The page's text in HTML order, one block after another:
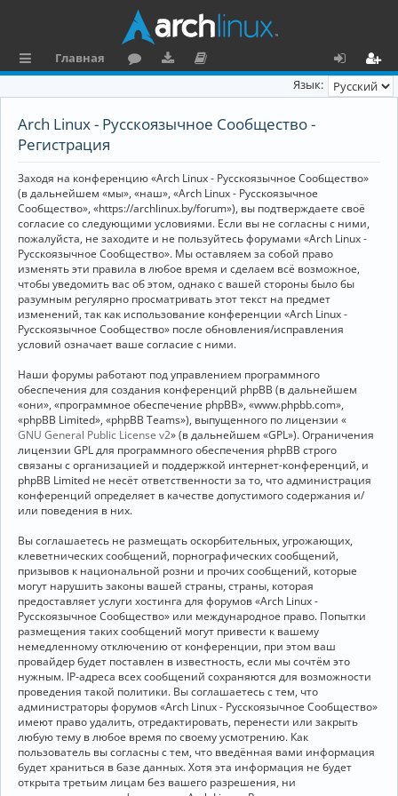
л
и
Главная
н
та
ц
и
я
х
ег
Язык:
Arch Linux - Русскоязычное Сообщество -
Регистрация
Заходя на конференцию «Arch Linux - Русскоязычное Сообщество»
(в дальнейшем «мы», «наш», «Arch Linux - Русскоязычное
Сообщество», «https://archlinux.by/forum»), вы подтверждаете своё
согласие со следующими условиями. Если вы не согласны с ними,
пожалуйста, не заходите и не пользуйтесь форумами «Arch Linux -
Русскоязычное Сообщество». Мы оставляем за собой право
изменять эти правила в любое время и сделаем всё возможное,
чтобы уведомить вас об этом, однако с вашей стороны было бы
разумным регулярно просматривать этот текст на предмет
изменений, так как использование конференции «Arch Linux -
Русскоязычное Сообщество» после обновления/исправления
условий означает ваше согласие с ними.
Наши форумы работают под управлением программного
обеспечения для создания конференций phpBB (в дальнейшем
«они», «программное обеспечение phpBB», «www.phpbb.com»,
«phpBB Limited», «phpBB Teams»), выпущенного по лицензии «
GNU General Public License v2» (в дальнейшем «GPL»). Ограничения
лицензии GPL для программного обеспечения phpBB строго
связаны с организацией и поддержкой интернет-конференций, и
phpBB Limited не несёт ответственности за то, что администрация
конференций определяет в качестве допустимого содержания и/
или поведения в них.
Вы соглашаетесь не размещать оскорбительных, угрожающих,
клеветнических сообщений, порнографических сообщений,
призывов к национальной розни и прочих сообщений, которые
могут нарушить законы вашей страны, страны, которая
предоставляет услуги хостинга для форумов «Arch Linux -
Русскоязычное Сообщество» или международное право. Попытки
размещения таких сообщений могут привести к вашему
немедленному отключению от конференции, при этом ваш
провайдер будет поставлен в известность, если мы сочтём это
нужным. IP-адреса всех сообщений сохраняются для возможности
проведения такой политики. Вы соглашаетесь с тем, что
администраторы форумов «Arch Linux - Русскоязычное Сообщество»
имеют право удалить, отредактировать, перенести или закрыть
любую тему в любое время по своему усмотрению. Как
пользователь вы согласны с тем, что введённая вами информация
будет храниться в базе данных. Хотя эта информация не будет
открыта третьим лицам без вашего разрешения, ни